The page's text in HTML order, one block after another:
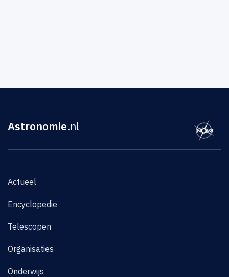
Astronomie.nl
Actueel
Encyclopedie
Telescopen
Organisaties
Onderwijs